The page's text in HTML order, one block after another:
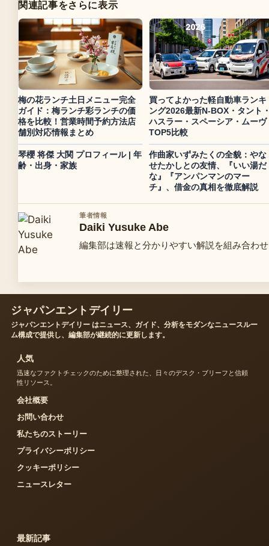
関連記事をさらに表示
梅の花ランチ土日メニュー完全
ガイド：梅ランチ彩ランチの価
格を比較！営業時間予約方法店
舗別対応情報まとめ
買ってよかった軽自動車ランキ
ング2026最新N-BOX・タント
ハスラー・スペーシア・ムーヴ
TOP5比較
琴櫻 将傑 大関 プロフィール | 年
齢・出身・家族
作曲家いずみたくの全貌：やな
せたかしとの友情、『いい湯だ
な』『アンパンマンのマー
チ』、借金の真相を徹底解説
筆者情報
Daiki Yusuke Abe
編集部は速報と分かりやすい解説を組み合わ
ジャパンエントデイリー
ジャパンエントデイリー はニュース、ガイド、分析をモダンなニュースルー
ム構成で提供し、編集部が継続的に更新します。
人気
迅速なファクトチェックのために整理された、日々のデスク・ブリーフと信頼
性リソース。
会社概要
お問い合わせ
私たちのストーリー
プライバシーポリシー
クッキーポリシー
ニュースレター
最新記事